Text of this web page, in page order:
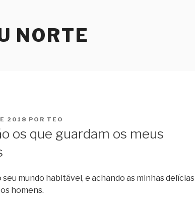
NORTE
2018 POR TEO
os que guardam os meus
mundo habitável, e achando as minhas delícias
homens.